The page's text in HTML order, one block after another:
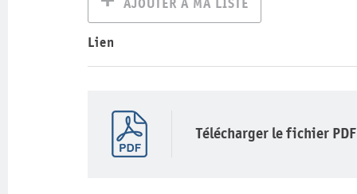
AJOUTER À MA LISTE
Lien
Télécharger le fichier PDF